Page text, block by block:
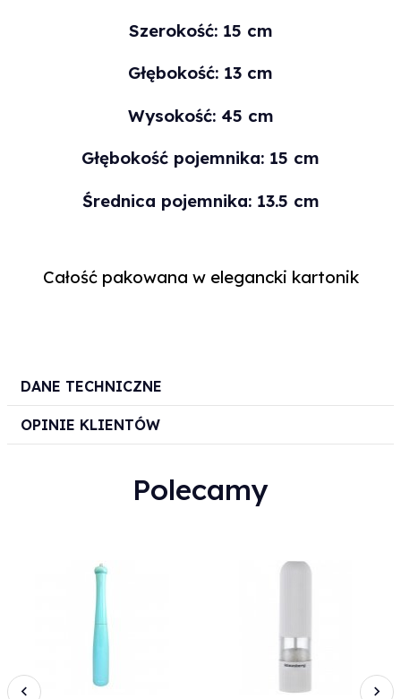
Szerokość: 15 cm
Głębokość: 13 cm
Wysokość: 45 cm
Głębokość pojemnika: 15 cm
Średnica pojemnika: 13.5 cm
Całość pakowana w elegancki kartonik
DANE TECHNICZNE
OPINIE KLIENTÓW
Polecamy